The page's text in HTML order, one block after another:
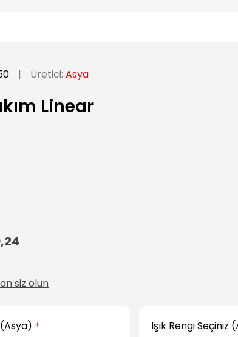
| Üretici: Asya
Linear
siz olun
* Işık Rengi Seçiniz